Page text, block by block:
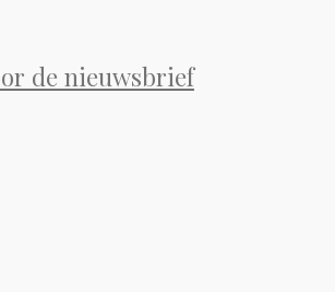
de nieuwsbrief